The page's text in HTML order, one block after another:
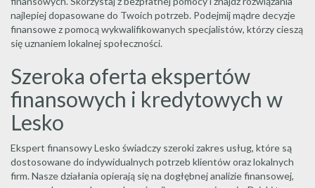
najlepiej dopasowane do Twoich potrzeb. Podejmij mądre decyzje
finansowe z pomocą wykwalifikowanych specjalistów, którzy cieszą
się uznaniem lokalnej społeczności.
Szeroka oferta ekspertów
finansowych i kredytowych w
Lesko
Ekspert finansowy Lesko świadczy szeroki zakres usług, które są
dostosowane do indywidualnych potrzeb klientów oraz lokalnych
firm. Nasze działania opierają się na dogłębnej analizie finansowej,